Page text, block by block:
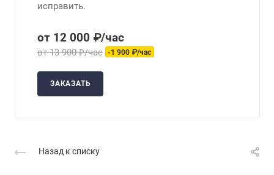
исправить.
от 12 000 ₽/час
от 13 900 ₽/час -1 900 ₽/час
ЗАКАЗАТЬ
Назад к списку